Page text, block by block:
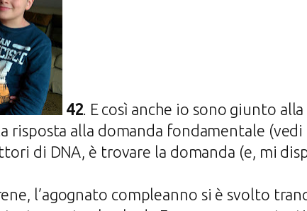
42. E così anche io sono giunto
risposta alla domanda fondamentale
di DNA, è trovare la domanda (e, mi
l’agognato compleanno si è svolto